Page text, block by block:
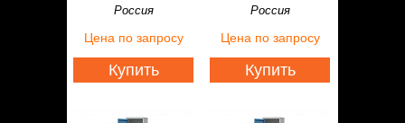
Россия
Цена по запросу
Купить
Россия
Цена по запросу
Купить